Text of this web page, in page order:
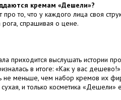
кремам «Дешели»?
про то, что у каждого лица своя
спрашивая о цене.
приходится выслушать истории
в итоге: «Как у вас
не меньше, чем набор кремов их
и только косметика «Дешели»